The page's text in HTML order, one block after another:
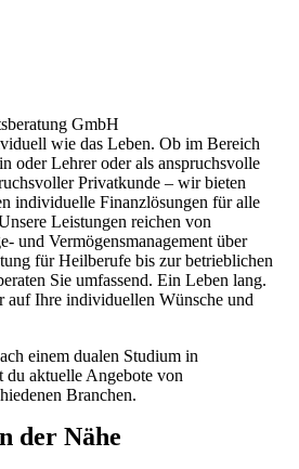
GmbH
das Leben. Ob im Bereich
oder Lehrer oder als anspruchsvolle
Privatkunde – wir bieten
individuelle Finanzlösungen für alle
Leistungen reichen von
und Vermögensmanagement über
für Heilberufe bis zur betrieblichen
Sie umfassend. Ein Leben lang.
auf Ihre individuellen Wünsche und
einem dualen Studium in
aktuelle Angebote von
Branchen.
der Nähe